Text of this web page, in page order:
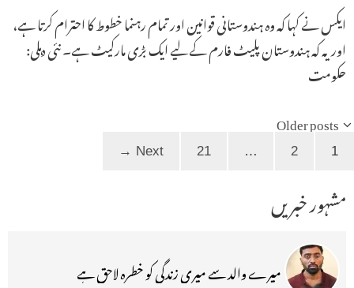
ایکس نے کہا کہ وہ ہندوستانی قوانین اور تمام رہنما خطوط کا احترام کرتا ہے،
اور یہ کہ ہندوستان پلیٹ فارم کے لیے ایک بڑی مارکیٹ ہے۔ نئی دہلی:
حکومت
Older posts
Page1
Page
2
…
Page
21
Next
→
مشہور خبریں
میرے والد سے میری زندگی کو خطرہ لاحق ہے